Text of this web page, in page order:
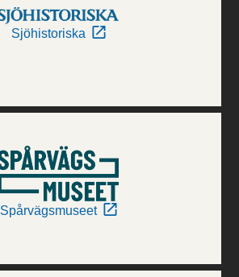
Sjöhistoriska
Spårvägsmuseet